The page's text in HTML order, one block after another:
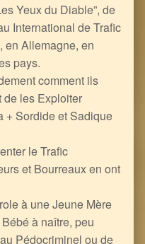
Yeux du Diable”, de
International de Trafic
en Allemagne, en
pays.
comment ils
de les Exploiter
+ Sordide et Sadique
le Trafic
et Bourreaux en ont
à une Jeune Mère
à naître, peu
Pédocriminel ou de